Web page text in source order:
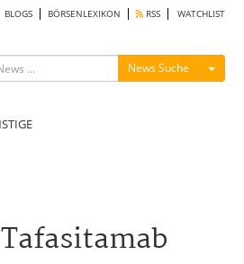
BLOGS BÖRSENLEXIKON RSS WATCHLIST
News Suche Menü